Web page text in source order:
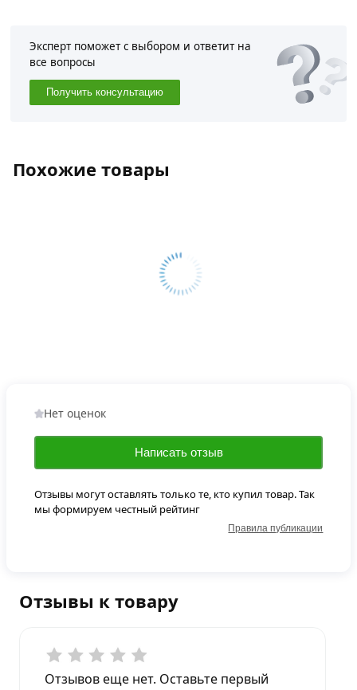
Эксперт поможет с выбором и ответит на
все вопросы
Получить консультацию
Похожие товары
Отзывы к товару
Отзывов еще нет. Оставьте первый
Нет оценок
Написать отзыв
Отзывы могут оставлять только те, кто купил товар. Так
мы формируем честный рейтинг
Правила публикации